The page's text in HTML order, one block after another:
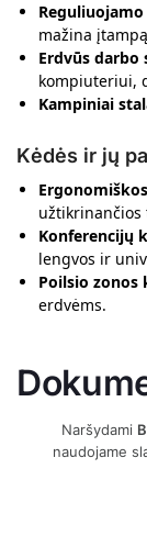
mažina
Erdvūs darbo
kompiuteriui,
Kampiniai
Kėdės ir jų
užtikrinančios
Konferencijų
lengvos ir
Poilsio zonos
erdvėms.
Tvarkinga
Naršydami
naudojame